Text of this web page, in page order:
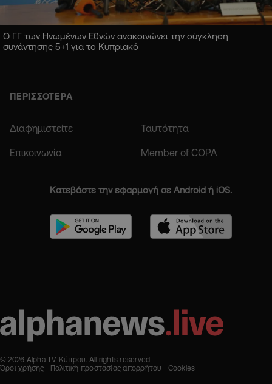
Ο ΓΓ των Ηνωμένων Εθνών ανακοινώνει την σύγκληση
συνάντησης 5+1 για το Κυπριακό
ΠΕΡΙΣΣΟΤΕΡΑ
Διαφημιστείτε Ταυτότητα
Επικοινωνία Member of COPA
Κατεβάστε την εφαρμογή σε Android ή iOS.
© 2026 Alpha TV Κύπρου. All rights reserved
Όροι χρήσης
Πολιτική προστασίας απορρήτου Cookies